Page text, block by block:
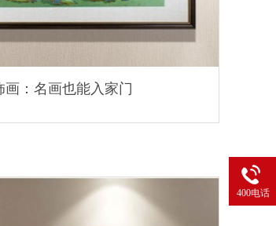
画：名画也能入家门
400电话